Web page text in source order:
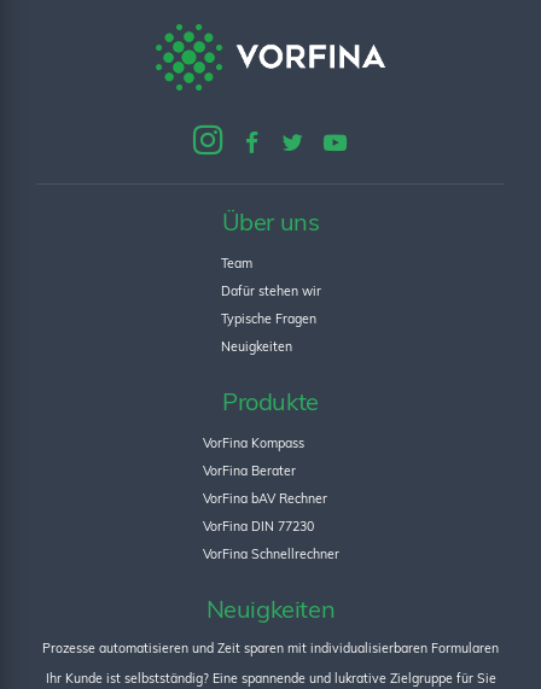
Über uns
Team
Dafür stehen wir
Typische Fragen
Neuigkeiten
Produkte
VorFina Kompass
VorFina Berater
VorFina bAV Rechner
VorFina DIN 77230
VorFina Schnellrechner
Neuigkeiten
Prozesse automatisieren und Zeit sparen mit individualisierbaren Formularen
Ihr Kunde ist selbstständig? Eine spannende und lukrative Zielgruppe für Sie